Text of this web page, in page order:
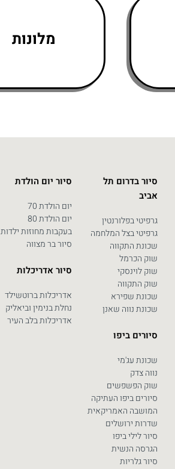
מלונות
סיור בדרום תל
אביב
גרפיטי בפלורנטין
גרפיטי בצל המלחמה
שכונת התקווה
שוק הכרמל
שוק לוינסקי
שוק התקווה
שכונת שפירא
שכונת נווה שאנן
סיורים ביפו
שכונת עג'מי
נווה צדק
שוק הפשפשים
סיורים ביפו העתיקה
המושבה האמריקאית
שדרות ירושלים
סיור לילי ביפו
הגרסה הנשית
סיור גלריות
סיור יום הולדת
יום הולדת 70
יום הולדת 80
בעקבות מחוזות ילדות
סיור בר מצווה
סיור אדריכלות
אדריכלות ברוטשילד
נחלת בנימין וביאליק
אדריכלות בלב העיר